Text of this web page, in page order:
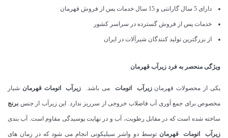
دارای 5 سال گارانتی و 15 سال خدمات پس از فروش قهرمان
خدمات پس از فروش گسترده در سراسر کشور
از بزرگترین تولید کنندگان شیرآلات در ایران
ویژگی منحصر به فرد زیرآب قهرمان
یکی از محصولات قهرمانزیرآب اتومات می باشد. زیرآب اتومات قهرمان شیار
مخصوص برای جمع آوری آب فاضلاب خروجی از سرریز ندارد. این زیرآب از جنس برنج
ساخته شده است که در مقابل رطوبت، آب و در نهایت پوسیدگی مقاوم است. آب بندی
زیرآب اتومات قهرمان توسط دو واشر سیلیکونی انجام می شود که در زمان های